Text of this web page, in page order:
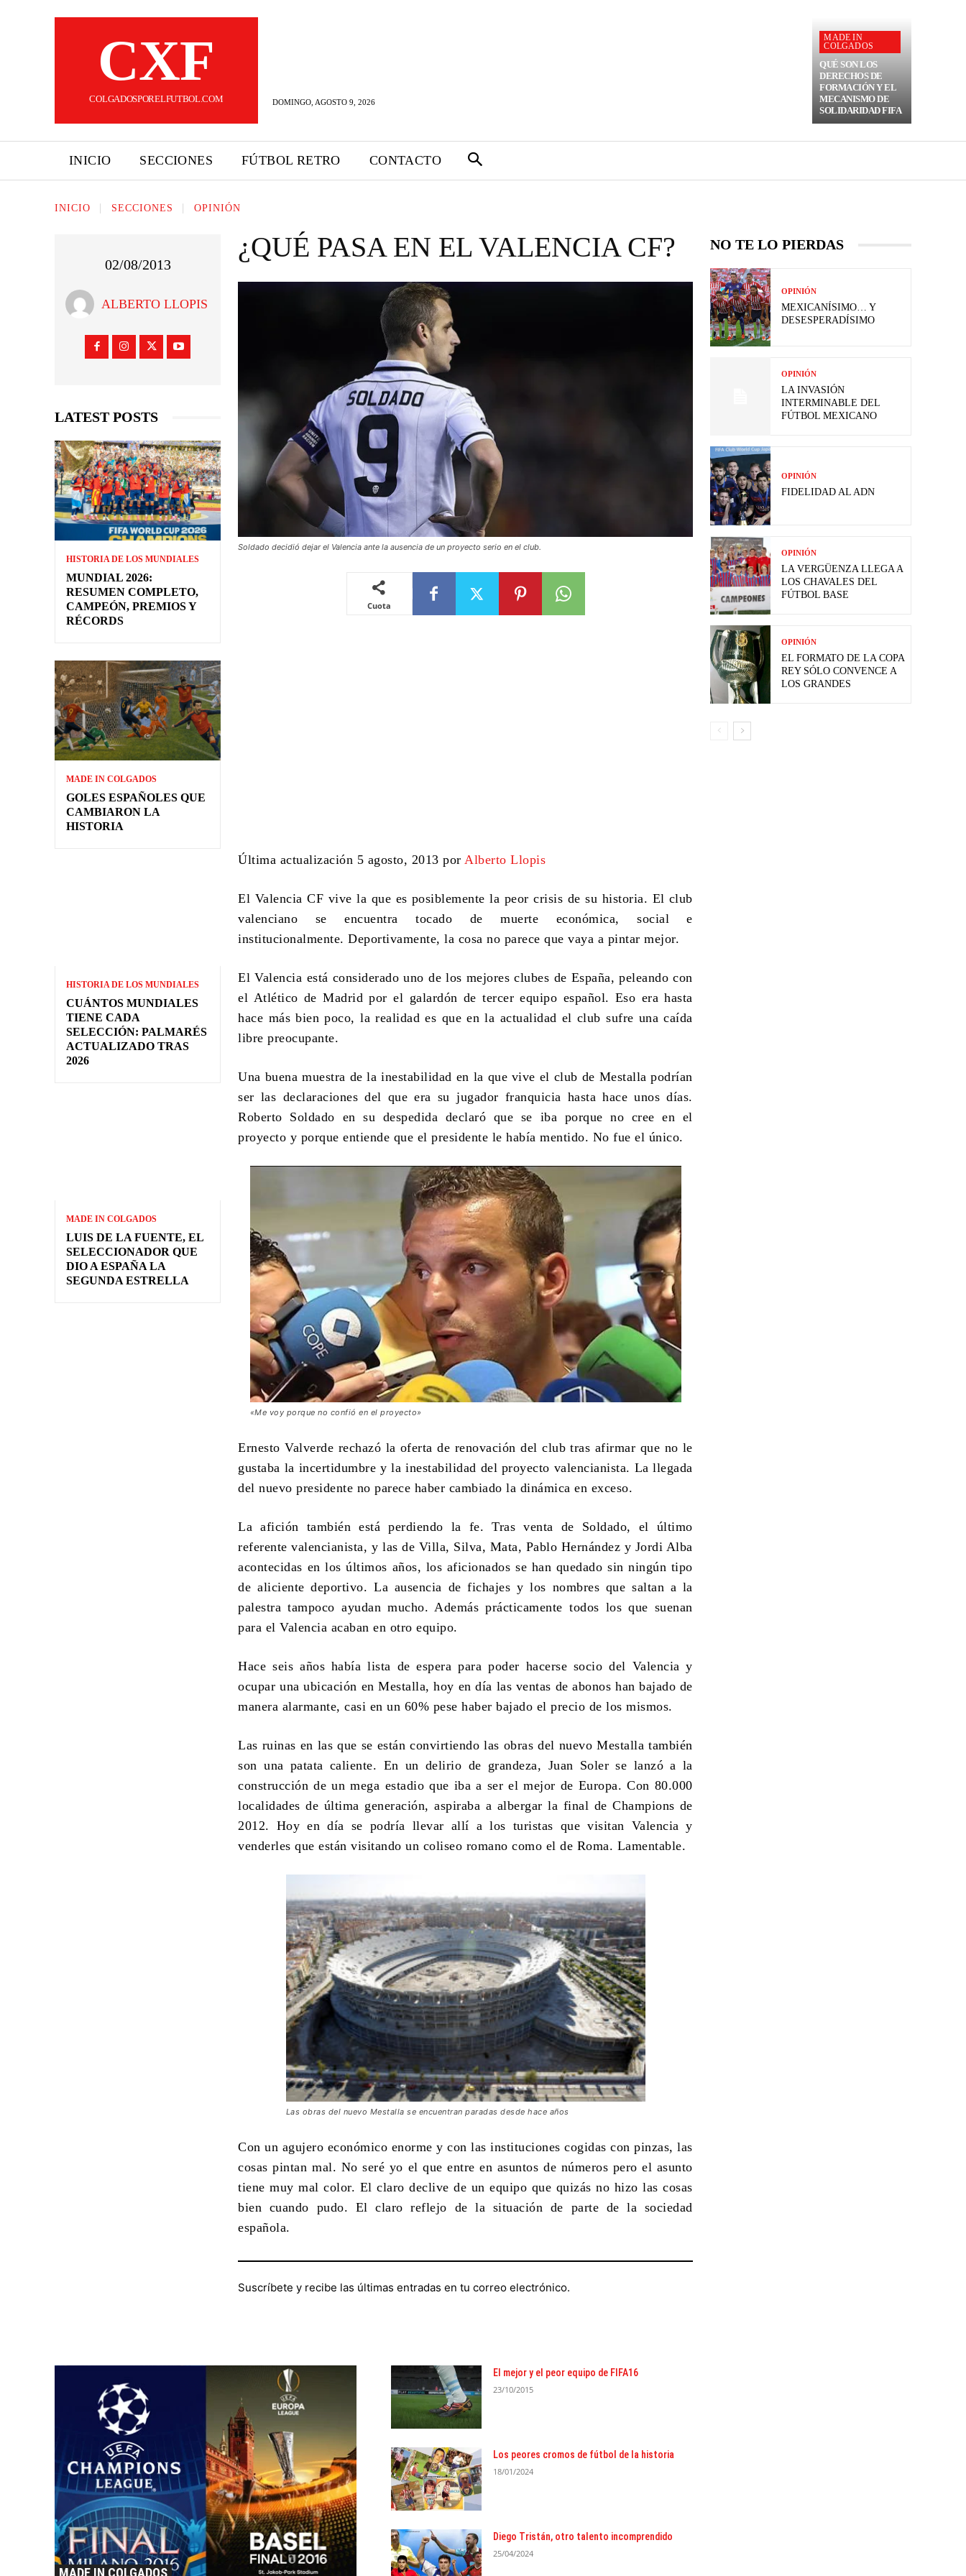
CXF
COLGADOSPORELFUTBOL.COM DOMINGO, AGOSTO 9, 2026
MADE IN
COLGADOS
QUÉ SON LOS
DERECHOS DE
FORMACIÓN Y EL
MECANISMO DE
SOLIDARIDAD FIFA
INICIO SECCIONES FÚTBOL RETRO CONTACTO
INICIO SECCIONES OPINIÓN
02/08/2013
ALBERTO LLOPIS
LATEST POSTS
HISTORIA DE LOS MUNDIALES
MUNDIAL 2026:
RESUMEN COMPLETO,
CAMPEÓN, PREMIOS Y
RÉCORDS
MADE IN COLGADOS
GOLES ESPAÑOLES QUE
CAMBIARON LA
HISTORIA
HISTORIA DE LOS MUNDIALES
CUÁNTOS MUNDIALES
TIENE CADA
SELECCIÓN: PALMARÉS
ACTUALIZADO TRAS
2026
MADE IN COLGADOS
LUIS DE LA FUENTE, EL
SELECCIONADOR QUE
DIO A ESPAÑA LA
SEGUNDA ESTRELLA
¿QUÉ PASA EN EL VALENCIA CF?
Soldado decidió dejar el Valencia ante la ausencia de un proyecto serio en el club.
Cuota
Última actualización 5 agosto, 2013 porAlberto Llopis
El Valencia CF vive la que es posiblemente la peor crisis de su historia. El club
valenciano se encuentra tocado de muerte económica, social e
institucionalmente. Deportivamente, la cosa no parece que vaya a pintar mejor.
El Valencia está considerado uno de los mejores clubes de España, peleando con
el Atlético de Madrid por el galardón de tercer equipo español. Eso era hasta
hace más bien poco, la realidad es que en la actualidad el club sufre una caída
libre preocupante.
Una buena muestra de la inestabilidad en la que vive el club de Mestalla podrían
ser las declaraciones del que era su jugador franquicia hasta hace unos días.
Roberto Soldado en su despedida declaró que se iba porque no cree en el
proyecto y porque entiende que el presidente le había mentido. No fue el único.
«Me voy porque no confió en el proyecto»
Ernesto Valverde rechazó la oferta de renovación del club tras afirmar que no le
gustaba la incertidumbre y la inestabilidad del proyecto valencianista. La llegada
del nuevo presidente no parece haber cambiado la dinámica en exceso.
La afición también está perdiendo la fe. Tras venta de Soldado, el último
referente valencianista, y las de Villa, Silva, Mata, Pablo Hernández y Jordi Alba
acontecidas en los últimos años, los aficionados se han quedado sin ningún tipo
de aliciente deportivo. La ausencia de fichajes y los nombres que saltan a la
palestra tampoco ayudan mucho. Además prácticamente todos los que suenan
para el Valencia acaban en otro equipo.
Hace seis años había lista de espera para poder hacerse socio del Valencia y
ocupar una ubicación en Mestalla, hoy en día las ventas de abonos han bajado de
manera alarmante, casi en un 60% pese haber bajado el precio de los mismos.
Las ruinas en las que se están convirtiendo las obras del nuevo Mestalla también
son una patata caliente. En un delirio de grandeza, Juan Soler se lanzó a la
construcción de un mega estadio que iba a ser el mejor de Europa. Con 80.000
localidades de última generación, aspiraba a albergar la final de Champions de
2012. Hoy en día se podría llevar allí a los turistas que visitan Valencia y
venderles que están visitando un coliseo romano como el de Roma. Lamentable.
Las obras del nuevo Mestalla se encuentran paradas desde hace años
Con un agujero económico enorme y con las instituciones cogidas con pinzas, las
cosas pintan mal. No seré yo el que entre en asuntos de números pero el asunto
tiene muy mal color. El claro declive de un equipo que quizás no hizo las cosas
bien cuando pudo. El claro reflejo de la situación de parte de la sociedad
española.
Suscríbete y recibe las últimas entradas en tu correo electrónico.
MADE IN COLGADOS
El mejor y el peor equipo de FIFA16
23/10/2015
Los peores cromos de fútbol de la historia
18/01/2024
Diego Tristán, otro talento incomprendido
25/04/2024
NO TE LO PIERDAS
OPINIÓN
MEXICANÍSIMO… Y
DESESPERADÍSIMO
OPINIÓN
LA INVASIÓN
INTERMINABLE DEL
FÚTBOL MEXICANO
OPINIÓN
FIDELIDAD AL ADN
OPINIÓN
LA VERGÜENZA LLEGA A
LOS CHAVALES DEL
FÚTBOL BASE
OPINIÓN
EL FORMATO DE LA COPA
REY SÓLO CONVENCE A
LOS GRANDES